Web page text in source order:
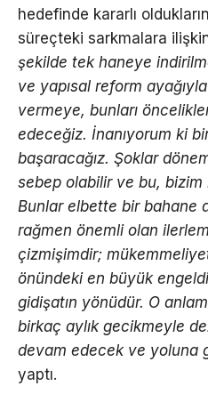
hedefinde kararlı
süreçteki sarkmalara
şekilde tek haneye
ve yapısal reform
vermeye, bunları
edeceğiz. İnanıyorum ki
başaracağız. Şoklar
sebep olabilir ve bu,
Bunlar elbette bir bahane
rağmen önemli olan
çizmişimdir;
önündeki en büyük
gidişatın yönüdür. O
birkaç aylık gecikmeyle
devam edecek ve yoluna
yaptı.